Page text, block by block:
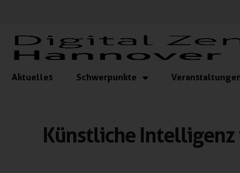
Aktuelles Schwerpunkte
Künstliche